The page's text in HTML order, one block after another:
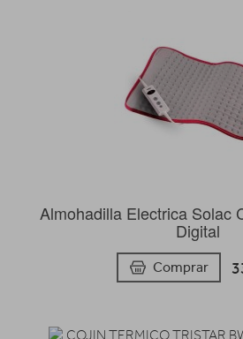
Almohadilla Electrica Solac
Digital
Comprar